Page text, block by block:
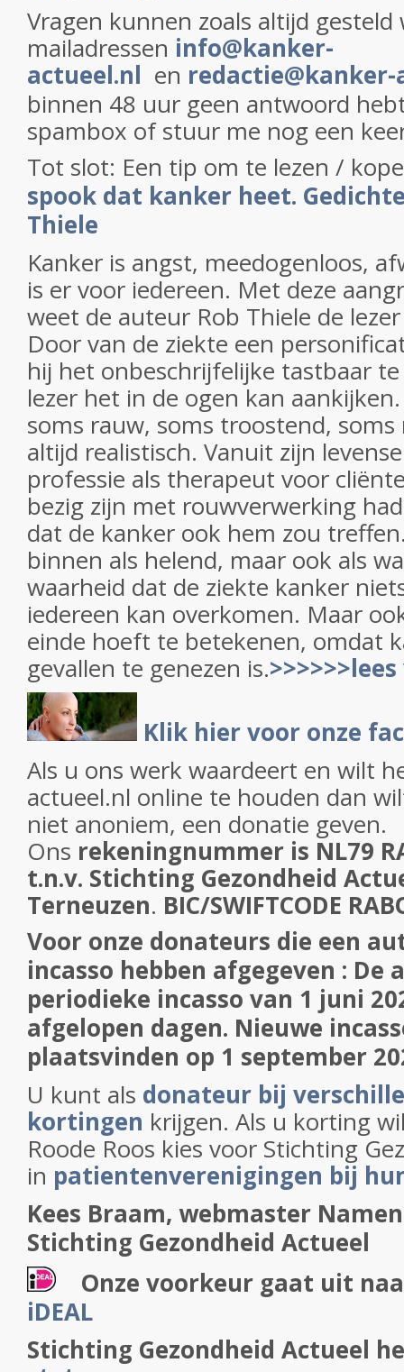
Vragen kunnen zoals altijd gesteld
mailadressen info@kanker-
actueel.nl en
binnen 48 uur geen antwoord
spambox of stuur me nog een
Tot slot: Een tip om te lezen /
spook dat kanker heet.
Thiele
Kanker is angst, meedogenloos,
is er voor iedereen. Met deze
weet de auteur Rob Thiele de
Door van de ziekte een
hij het onbeschrijfelijke tastbaar
lezer het in de ogen kan
soms rauw, soms troostend,
altijd realistisch. Vanuit zijn
professie als therapeut voor
bezig zijn met rouwverwerking
dat de kanker ook hem zou
binnen als helend, maar ook als
waarheid dat de ziekte kanker
iedereen kan overkomen. Maar
einde hoeft te betekenen, omdat
gevallen te genezen is.
Klik hier voor onze
Als u ons werk waardeert en wilt
actueel.nl online te houden dan
niet anoniem, een donatie geven.
Ons rekeningnummer is NL79
t.n.v. Stichting Gezondheid
Terneuzen. BIC/SWIFTCODE
Voor onze donateurs die een
incasso hebben afgegeven : De
periodieke incasso van 1 juni
afgelopen dagen. Nieuwe
plaatsvinden op 1 september
U kunt als donateur bij
kortingen krijgen. Als u korting
Roode Roos kies voor Stichting
in patientenverenigingen bij
Kees Braam, webmaster
Stichting Gezondheid Actueel
Onze voorkeur gaat uit
iDEAL
Stichting Gezondheid Actueel